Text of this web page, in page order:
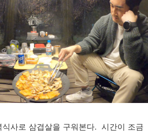
식사로 삼겹살을 구워본다. 시간이 조금